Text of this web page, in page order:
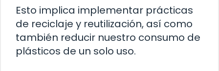
Esto implica implementar prácticas
de reciclaje y reutilización, así como
también reducir nuestro consumo de
plásticos de un solo uso.